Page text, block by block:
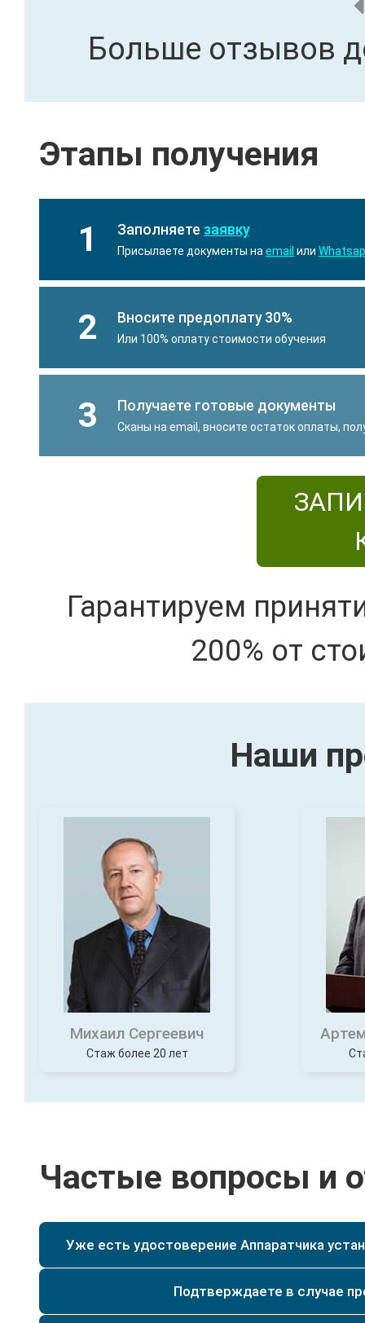
Больше отзывов
Этапы получения
1 Заполняете заявку
Присылаете документы на email или
2 Вносите предоплату 30%
Или 100% оплату стоимости обучения
3 Получаете готовые документы
Сканы на email, вносите остаток оплаты,
Гарантируем
200% от
Наши
Михаил Сергеевич
Стаж более 20 лет
Частые вопросы и
Уже есть удостоверение Аппаратчика
Да, при наличии у Вас уже действующего
Подтверждаете в случае
Да. Мы имеем действующую лицензию на
регистрируются и заносятся в реестр и архив